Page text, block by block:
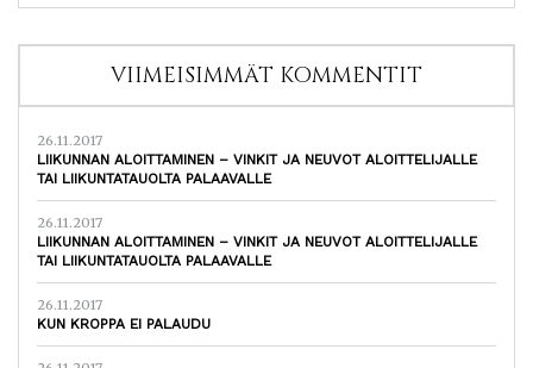
VIIMEISIMMÄT KOMMENTIT
26.11.2017
LIIKUNNAN ALOITTAMINEN – VINKIT JA NEUVOT ALOITTELIJALLE
TAI LIIKUNTATAUOLTA PALAAVALLE
26.11.2017
LIIKUNNAN ALOITTAMINEN – VINKIT JA NEUVOT ALOITTELIJALLE
TAI LIIKUNTATAUOLTA PALAAVALLE
26.11.2017
KUN KROPPA EI PALAUDU